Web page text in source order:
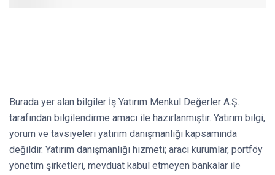
Burada yer alan bilgiler İş Yatırım Menkul Değerler A.Ş.
tarafından bilgilendirme amacı ile hazırlanmıştır. Yatırım bilgi,
yorum ve tavsiyeleri yatırım danışmanlığı kapsamında
değildir. Yatırım danışmanlığı hizmeti; aracı kurumlar, portföy
yönetim şirketleri, mevduat kabul etmeyen bankalar ile